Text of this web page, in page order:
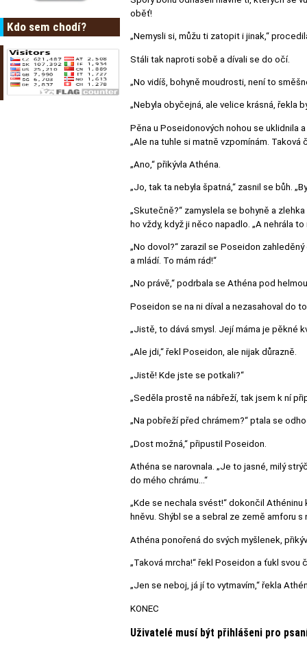
Kdo sem chodí?
oběť!
„Nemysli si, můžu ti zatopit i jinak,“
Stáli tak naproti sobě a dívali se do očí.
„No vidíš, bohyně moudrosti, není to
„Nebyla obyčejná, ale velice krásná, řekla
Pěna u Poseidonových nohou se uklidnila
„Ale na tuhle si matně vzpomínám. Taková
„Ano,“ přikývla Athéna.
„Jo, tak ta nebyla špatná,“ zasnil se bůh.
„Skutečně?“ zamyslela se bohyně a
ho vždy, když ji něco napadlo. „A nehrála
„No dovol?“ zarazil se Poseidon
a mládí. To mám rád!“
„No právě,“ podrbala se Athéna pod
Poseidon se na ni díval a nezasahoval do
„Jistě, to dává smysl. Její máma je pěkné
„Ale jdi,“ řekl Poseidon, ale nijak důrazně.
„Jistě! Kde jste se potkali?“
„Seděla prostě na nábřeží, tak jsem k ní
„Na pobřeží před chrámem?“ ptala se
„Dost možná,“ připustil Poseidon.
Athéna se narovnala. „Je to jasné, milý
do mého chrámu…“
„Kde se nechala svést!“ dokončil
hněvu. Shýbl se a sebral ze země amforu
Athéna ponořená do svých myšlenek,
„Taková mrcha!“ řekl Poseidon a ťukl svou
„Jen se neboj, já jí to vytmavím,“ řekla
KONEC
Uživatelé musí být přihlášeni pro